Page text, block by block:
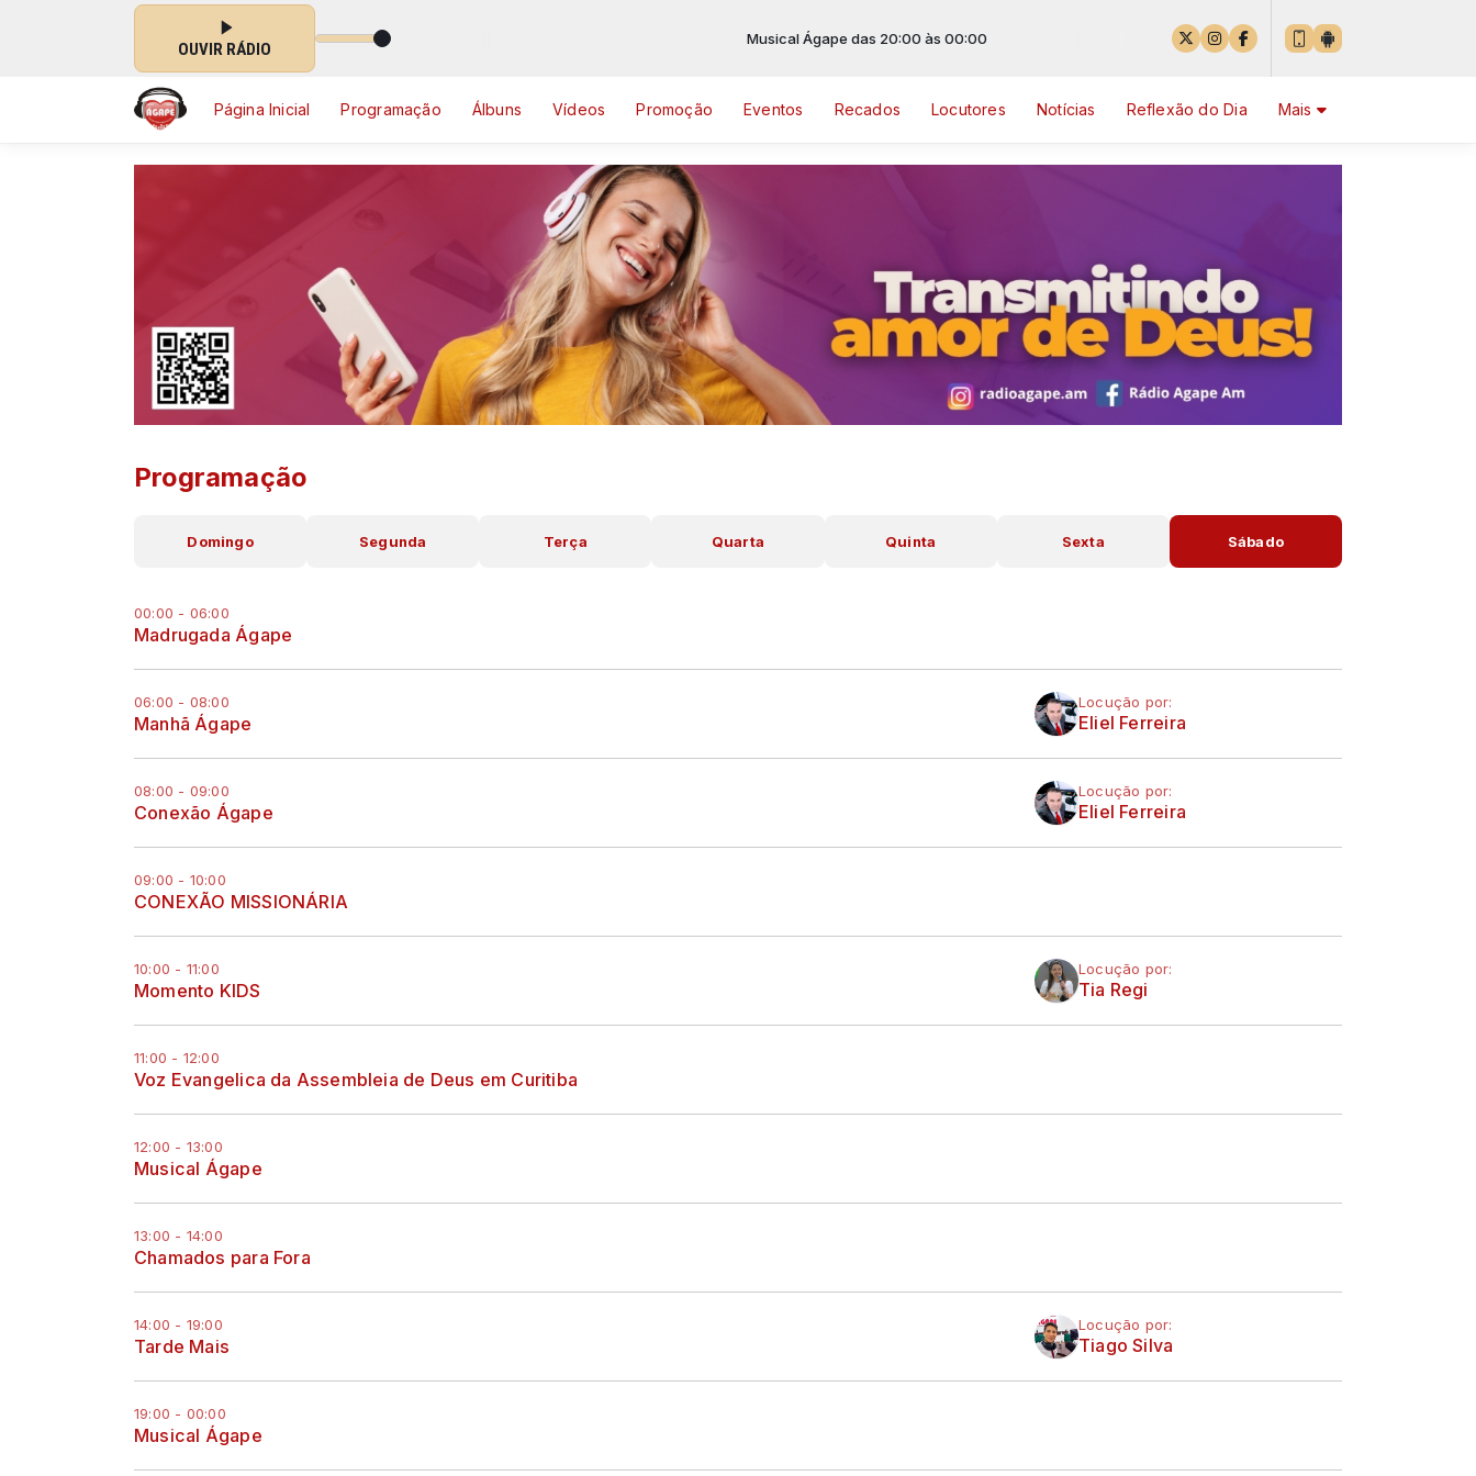
OUVIR RÁDIO
Musical Ágape das 20:00 às 00:00
Página Inicial Programação Álbuns Vídeos Promoção Eventos Recados Locutores Notícias Reflexão do Dia Mais
Programação
Domingo Segunda Terça Quarta Quinta Sexta Sábado
00:00 - 06:00
Madrugada Ágape
06:00 - 08:00
Manhã Ágape
Locução por:
Eliel Ferreira
08:00 - 09:00
Conexão Ágape
Locução por:
Eliel Ferreira
09:00 - 10:00
CONEXÃO MISSIONÁRIA
10:00 - 11:00
Momento KIDS
Locução por:
Tia Regi
11:00 - 12:00
Voz Evangelica da Assembleia de Deus em Curitiba
12:00 - 13:00
Musical Ágape
13:00 - 14:00
Chamados para Fora
14:00 - 19:00
Tarde Mais
Locução por:
Tiago Silva
19:00 - 00:00
Musical Ágape